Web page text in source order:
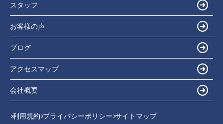
スタッフ
お客様の声
ブログ
アクセスマップ
会社概要
利用規約 プライバシーポリシー サイトマップ